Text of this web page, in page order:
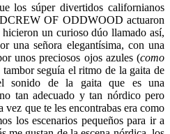
los súper divertidos californianos
OF ODDWOOD actuaron
un curioso dúo llamado así,
una señora elegantísima, con una
unos preciosos ojos azules (como
seguía el ritmo de la gaita de
sonido de la gaita que es una
tan adecuado y tan nórdico pero
vez que te les encontrabas era como
los escenarios pequeños para ir a